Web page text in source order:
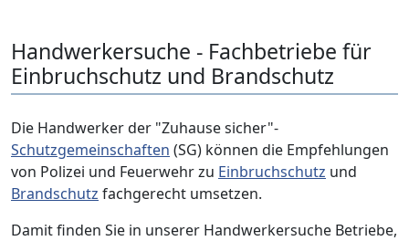
Handwerkersuche - Fachbetriebe für
Einbruchschutz und Brandschutz
Die Handwerker der "Zuhause sicher"-
Schutzgemeinschaften (SG) können die Empfehlungen
von Polizei und Feuerwehr zu Einbruchschutz und
Brandschutz fachgerecht umsetzen.
Damit finden Sie in unserer Handwerkersuche Betriebe,